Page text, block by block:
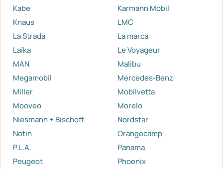
Kabe
Karmann Mobil
Knaus
LMC
La Strada
La marca
Laika
Le Voyageur
MAN
Malibu
Megamobil
Mercedes-Benz
Miller
Mobilvetta
Mooveo
Morelo
Niesmann + Bischoff
Nordstar
Notin
Orangecamp
P.L.A.
Panama
Peugeot
Phoenix